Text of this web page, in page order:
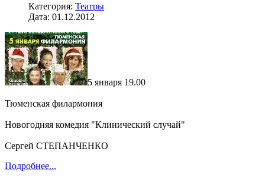
Категория: Театры
Дата: 01.12.2012
5 января 19.00
Тюменская филармония
Новогодняя комедия "Клинический случай"
Сергей СТЕПАНЧЕНКО
Подробнее...